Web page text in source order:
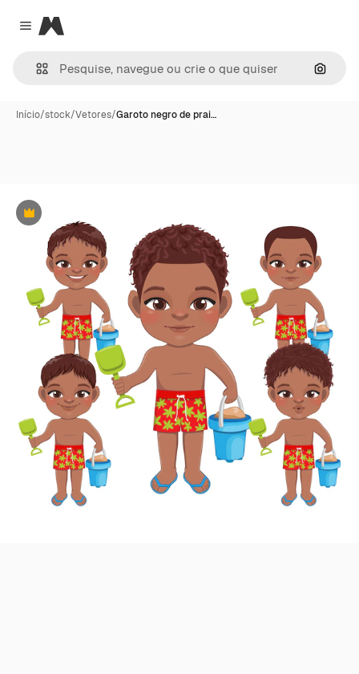
Close menu
Magnific
Início/stock/Vetores/Garoto negro de prai…
Premium